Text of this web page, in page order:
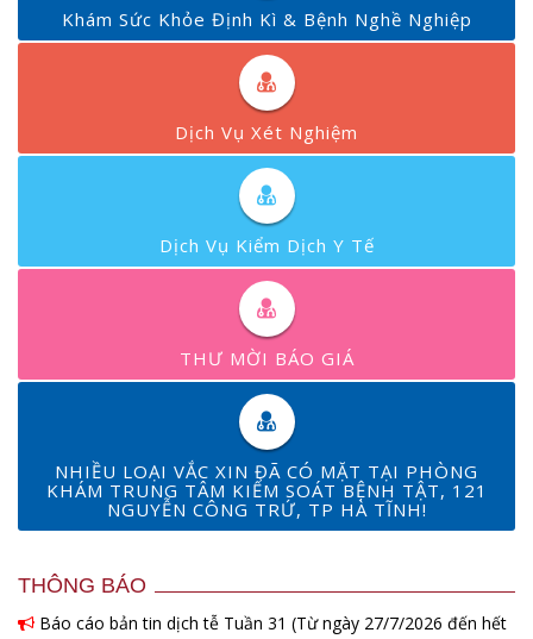
Khám Sức Khỏe Định Kì & Bệnh Nghề Nghiệp
Dịch Vụ Xét Nghiệm
Dịch Vụ Kiểm Dịch Y Tế
THƯ MỜI BÁO GIÁ
NHIỀU LOẠI VẮC XIN ĐÃ CÓ MẶT TẠI PHÒNG
KHÁM TRUNG TÂM KIỂM SOÁT BỆNH TẬT, 121
NGUYỄN CÔNG TRỨ, TP HÀ TĨNH!
THÔNG BÁO
Báo cáo bản tin dịch tễ Tuần 31 (Từ ngày 27/7/2026 đến hết